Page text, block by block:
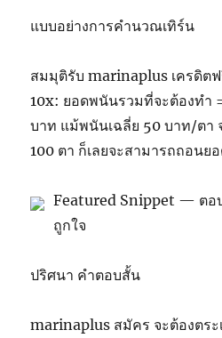
แบบอย่างการคำนวณเทิร์น
สมมุติรับ marinaplus เครดิต
10x: ยอดพนันรวมที่จะต้องทำ
บาท แม้พนันเฉลี่ย 50 บาท/ตา
100 ตา ก็เลยจะสามารถถอนย
Featured Snippet — ตอ
ถูกใจ
ปริศนา คำตอบสั้น
marinaplus สมัคร จะต้องตระ